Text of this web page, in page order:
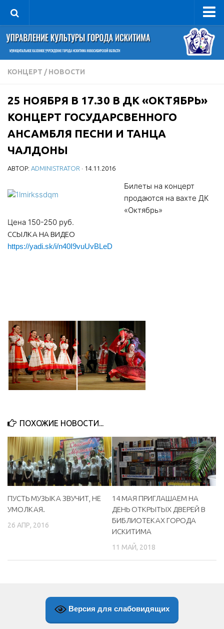
Управление
Руководитель
Сведения об организации
Книга почета культуры
Фотогалерея
Документы
Учредительные документы
Правовая база
Учреждения культуры
МБУ Дом культуры «Молодость»
МБУ Парк культуры и отдыха им. И.В. Коротеева
МБУК «Централизованная библиотечная система»
ДК «Россия»
Афиша
Контакты
КОНЦЕРТ / НОВОСТИ
25 НОЯБРЯ В 17.30 В ДК «ОКТЯБРЬ»
КОНЦЕРТ ГОСУДАРСВЕННОГО
АНСАМБЛЯ ПЕСНИ И ТАНЦА
ЧАЛДОНЫ
АВТОР: ADMINISTRATOR · 14.11.2016
Билеты на концерт
продаются на вахте ДК
«Октябрь»
Цена 150-250 руб.
ССЫЛКА НА ВИДЕО
https://yadi.sk/i/n40I9vuUvBLeD
ПОХОЖИЕ НОВОСТИ...
ПУСТЬ МУЗЫКА ЗВУЧИТ, НЕ
УМОЛКАЯ.
26 АПР, 2016
14 МАЯ ПРИГЛАШАЕМ НА
ДЕНЬ ОТКРЫТЫХ ДВЕРЕЙ В
БИБЛИОТЕКАХ ГОРОДА
ИСКИТИМА
11 МАЙ, 2018
Версия для слабовидящих